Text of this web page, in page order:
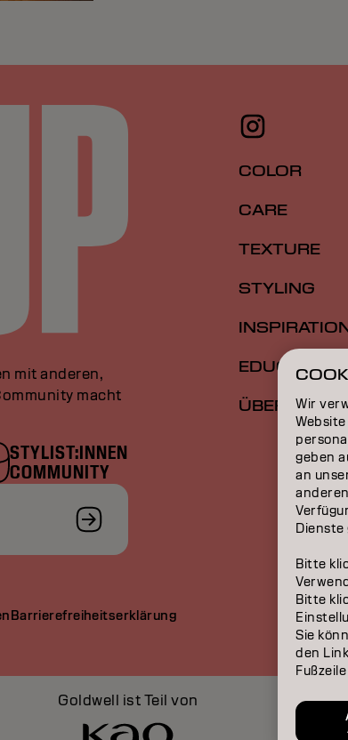
mit anderen,
macht
STYLIST:INNEN
COMMUNITY
COLOR
CARE
TEXTURE
STYLING
EDUCATION
ÜBER
Barrierefreiheitserklärung
Goldwell ist Teil von
Wir
geben
an
Dienste
Bitte
Bitte
Sie
den